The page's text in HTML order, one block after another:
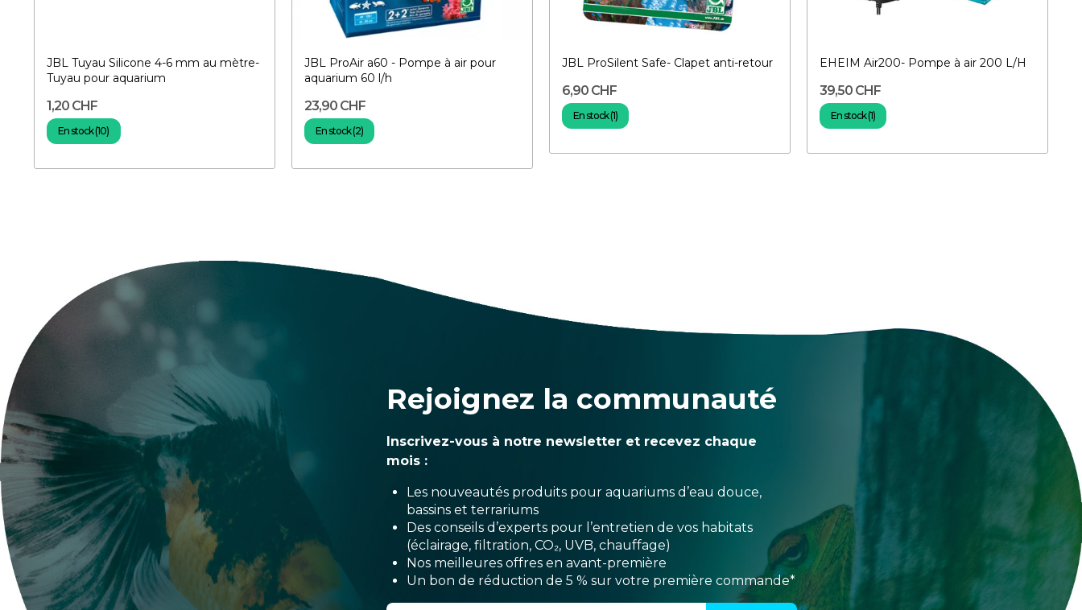
JBL Tuyau Silicone 4-6 mm au mètre-
Tuyau pour aquarium
1,20 CHF
En stock (10)
JBL ProAir a60 - Pompe à air pour
aquarium 60 l/h
23,90 CHF
En stock (2)
JBL ProSilent Safe- Clapet anti-retour
6,90 CHF
En stock (1)
EHEIM Air200- Pompe à air 200 L/H
39,50 CHF
En stock (1)
Rejoignez la communauté
Inscrivez-vous à notre newsletter et recevez chaque
mois :
Les nouveautés produits pour aquariums d’eau douce,
bassins et terrariums
Des conseils d’experts pour l’entretien de vos habitats
(éclairage, filtration, CO₂, UVB, chauffage)
Nos meilleures offres en avant-première
Un bon de réduction de 5 % sur votre première commande*